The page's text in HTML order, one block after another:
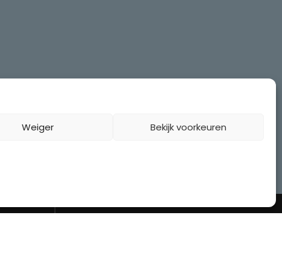
Weiger Bekijk voorkeuren